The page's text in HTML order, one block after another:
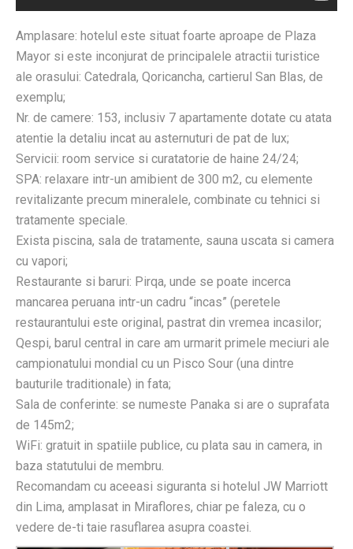
Amplasare: hotelul este situat foarte aproape de Plaza
Mayor si este inconjurat de principalele atractii turistice
ale orasului: Catedrala, Qoricancha, cartierul San Blas, de
exemplu;
Nr. de camere: 153, inclusiv 7 apartamente dotate cu atata
atentie la detaliu incat au asternuturi de pat de lux;
Servicii: room service si curatatorie de haine 24/24;
SPA: relaxare intr-un amibient de 300 m2, cu elemente
revitalizante precum mineralele, combinate cu tehnici si
tratamente speciale.
Exista piscina, sala de tratamente, sauna uscata si camera
cu vapori;
Restaurante si baruri: Pirqa, unde se poate incerca
mancarea peruana intr-un cadru “incas” (peretele
restaurantului este original, pastrat din vremea incasilor;
Qespi, barul central in care am urmarit primele meciuri ale
campionatului mondial cu un Pisco Sour (una dintre
bauturile traditionale) in fata;
Sala de conferinte: se numeste Panaka si are o suprafata
de 145m2;
WiFi: gratuit in spatiile publice, cu plata sau in camera, in
baza statutului de membru.
Recomandam cu aceeasi siguranta si hotelul JW Marriott
din Lima, amplasat in Miraflores, chiar pe faleza, cu o
vedere de-ti taie rasuflarea asupra coastei.